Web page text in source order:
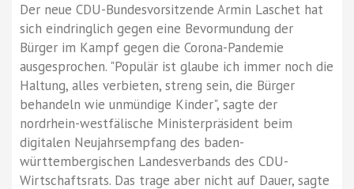
Der neue CDU-Bundesvorsitzende Armin Laschet hat
sich eindringlich gegen eine Bevormundung der
Bürger im Kampf gegen die Corona-Pandemie
ausgesprochen. "Populär ist glaube ich immer noch die
Haltung, alles verbieten, streng sein, die Bürger
behandeln wie unmündige Kinder", sagte der
nordrhein-westfälische Ministerpräsident beim
digitalen Neujahrsempfang des baden-
württembergischen Landesverbands des CDU-
Wirtschaftsrats. Das trage aber nicht auf Dauer, sagte